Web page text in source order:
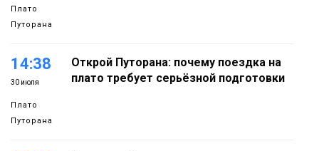
Плато
Путорана
14:38
30 июля
Плато
Путорана
Открой Путорана: почему поездка на
плато требует серьёзной подготовки